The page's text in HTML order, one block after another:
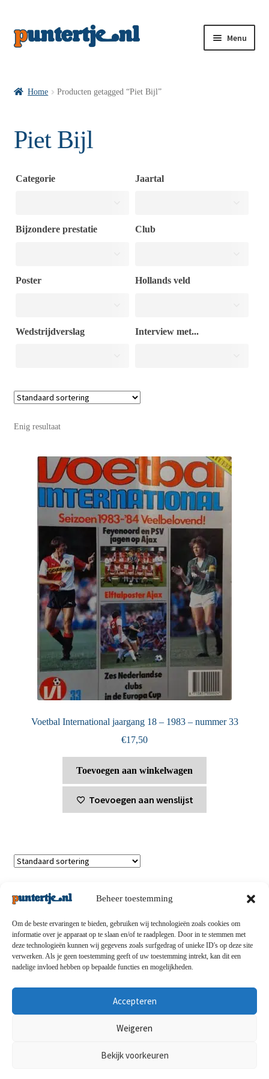
Beheer toestemming
Om de beste ervaringen te bieden, gebruiken wij technologieën zoals cookies om
informatie over je apparaat op te slaan en/of te raadplegen. Door in te stemmen met
deze technologieën kunnen wij gegevens zoals surfgedrag of unieke ID's op deze site
verwerken. Als je geen toestemming geeft of uw toestemming intrekt, kan dit een
nadelige invloed hebben op bepaalde functies en mogelijkheden.
Accepteren
Weigeren
Bekijk voorkeuren
Menu
Home Producten getagged “Piet Bijl”
Piet Bijl
Categorie Jaartal
Bijzondere prestatie Club
Poster Hollands veld
Wedstrijdverslag Interview met...
Enig resultaat
Voetbal International jaargang 18 – 1983 – nummer 33
€17,50
Toevoegen aan winkelwagen
Toevoegen aan wenslijst
Privacybeleid-Verzending en retouren-Algemene
voorwaarden-Disclaimert-Betaalmethoden-Over ons
Contact